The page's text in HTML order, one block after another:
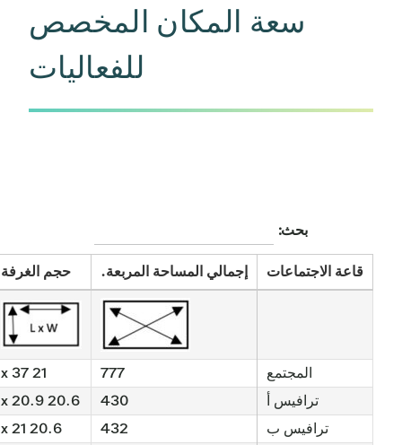
سعة المكان المخصص
للفعاليات
بحث:
قاعة الاجتماعات إجمالي المساحة المربعة. حجم الغرفة
المجتمع 777
21 x 37
ترافيس أ
430
20.6 x 20.9
ترافيس ب
432
20.6 x 21